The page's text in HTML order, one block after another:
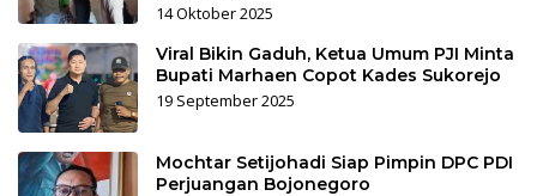
14 Oktober 2025
Viral Bikin Gaduh, Ketua Umum PJI Minta
Bupati Marhaen Copot Kades Sukorejo
19 September 2025
Mochtar Setijohadi Siap Pimpin DPC PDI
Perjuangan Bojonegoro